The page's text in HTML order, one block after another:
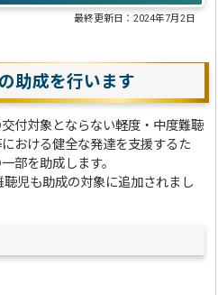
最終更新日：2024年7月2日
助成を行います
付対象とならない軽度・中度難聴
おける健全な発達を支援するた
部を助成します。
児も助成の対象に追加されまし